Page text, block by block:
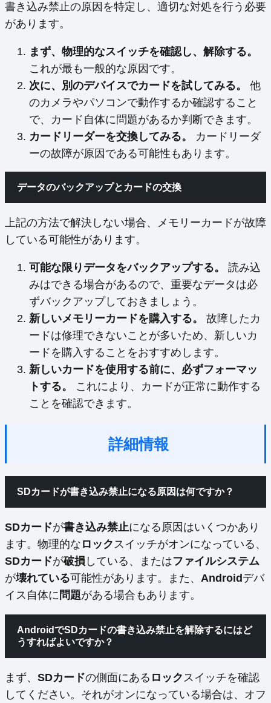
書き込み禁止の原因を特定し、適切な対処を行う必要
があります。
まず、物理的なスイッチを確認し、解除する。
これが最も一般的な原因です。
次に、別のデバイスでカードを試してみる。
他
のカメラやパソコンで動作するか確認すること
で、カード自体に問題があるか判断できます。
カードリーダーを交換してみる。
カードリーダ
ーの故障が原因である可能性もあります。
データのバックアップとカードの交換
上記の方法で解決しない場合、メモリーカードが故障
している可能性があります。
可能な限りデータをバックアップする。
読み込
みはできる場合があるので、重要なデータは必
ずバックアップしておきましょう。
新しいメモリーカードを購入する。
故障したカ
ードは修理できないことが多いため、新しいカ
ードを購入することをおすすめします。
新しいカードを使用する前に、必ずフォーマッ
トする。
これにより、カードが正常に動作する
ことを確認できます。
詳細情報
SDカードが書き込み禁止になる原因は何ですか？
SDカードが書き込み禁止になる原因はいくつかあり
ます。物理的な ロック スイッチがオンになっている、
SDカードが破損 している、またはファイルシステム
が壊れている可能性があります。また、 Androidデバ
イス自体に 問題がある場合もあります。
AndroidでSDカードの書き込み禁止を解除するにはど
うすればよいですか？
まず、 SDカードの側面にある ロック スイッチを確認
してください。それがオンになっている場合は、オフ